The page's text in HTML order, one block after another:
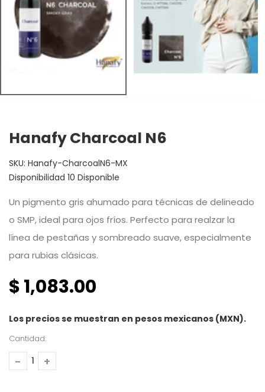
Hanafy Charcoal N6
SKU: Hanafy-CharcoalN6-MX
Disponibilidad 10 Disponible
Un pigmento gris ahumado para técnicas de delineado
o SMP, ideal para ojos fríos. Perfecto para realzar la
línea de pestañas y sombreado suave, especialmente
para rubias clásicas.
$ 1,083.00
Los precios se muestran en pesos mexicanos (MXN).
Cantidad:
- +